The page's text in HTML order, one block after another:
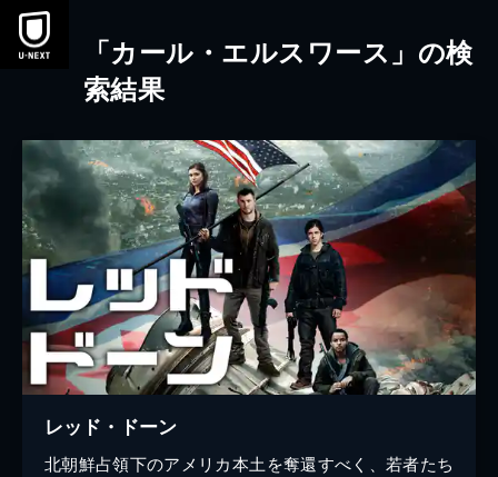
本文へスキップ
「カール・エルスワース」の検
索結果
レッド・ドーン
北朝鮮占領下のアメリカ本土を奪還すべく、若者たち